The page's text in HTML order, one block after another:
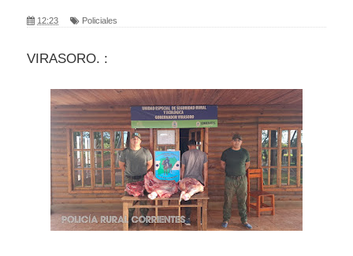
12:23 Policiales
VIRASORO. :